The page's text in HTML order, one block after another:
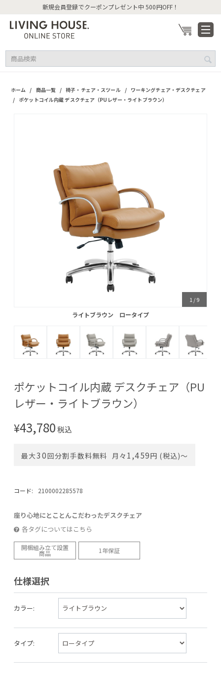
新規会員登録でクーポンプレゼント中 500円OFF！
ホーム / 商品一覧 / 椅子・チェア・スツール / ワーキングチェア・デスクチェア
/ ポケットコイル内蔵 デスクチェア（PUレザー・ライトブラウン）
ライトブラウン ロータイプ
1 /9
ライトブラウン ロータイプ
ポケットコイル内蔵 デスクチェア（PU
レザー・ライトブラウン）
¥43,780税込
最大30回分割手数料無料 月々 1,459円 (税込)〜
コード: 2100002285578
座り心地にとことんこだわったデスクチェア
各タグについてはこちら
開梱組み立て設置
商品 1年保証
仕様選択
カラー:
タイプ: